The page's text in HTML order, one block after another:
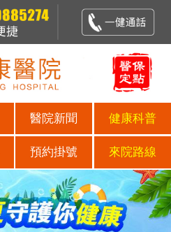
醫院新聞 健康科普
預約掛號 來院路線